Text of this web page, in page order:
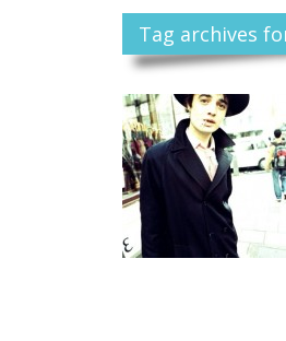
Tag archives